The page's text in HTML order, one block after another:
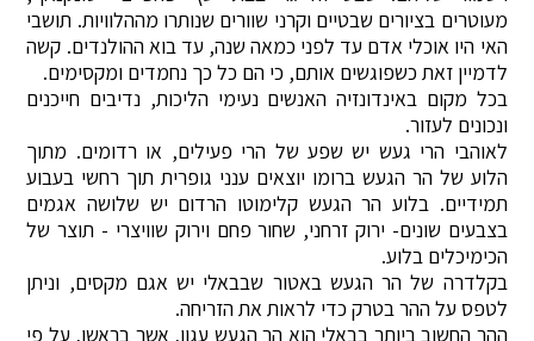
מעוטרים בציורים שבטיים וקרני שוורים שנותרו מההלוויות. תושבי
האי היו אוכלי אדם עד לפני כמאה שנה, עד בוא ההולנדים. קשה
לדמיין זאת כשפוגשים אותם, כי הם כל כך נחמדים ומקסימים.
בכל מקום באינדונזיה האנשים נעימי הליכות, נדיבים חייכנים
ונכונים לעזור.
לאוהבי הרי געש יש שפע של הרי פעילים, או רדומים. מתוך
הלוע של הר הגעש ברומו יוצאים ענני גופרית תוך רחשי בעבוע
תמידיים. בלוע הר הגעש קלימוטו הרדום יש שלושה אגמים
בצבעים שונים- ירוק זרחני, שחור פחם וירוק שוויצרי - תוצר של
הכימיכלים בלוע.
בקלדרה של הר הגעש באטור שבבאלי יש אגם מקסים, וניתן
לטפס על ההר בטרק כדי לראות את הזריחה.
ההר החשוב ביותר בבאלי הוא הר הגעש עגון, אשר בראשו, על פי